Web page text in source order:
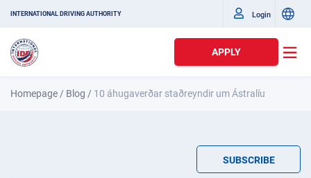
INTERNATIONAL DRIVING AUTHORITY Login
APPLY
Homepage / Blog / 10 áhugaverðar staðreyndir um Ástralíu
SUBSCRIBE